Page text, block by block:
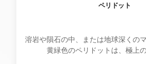
ペリドット
溶岩や隕石の中、または地球深くの
黄緑色のペリドットは、極上